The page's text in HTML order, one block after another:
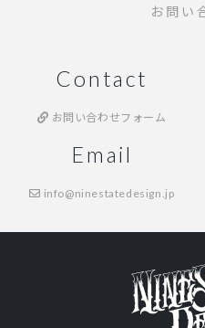
お問い
Contact
お問い合わせフォーム
Email
info@ninestatedesign.jp